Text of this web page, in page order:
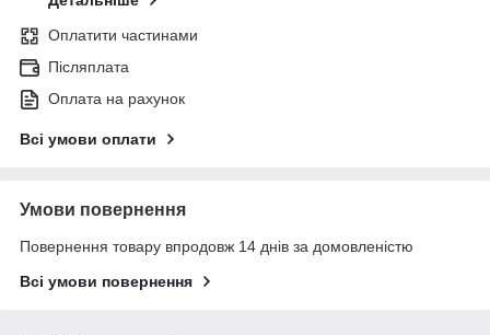
Оплатити частинами
Післяплата
Оплата на рахунок
Всі умови оплати
Умови повернення
Повернення товару впродовж 14 днів за домовленістю
Всі умови повернення